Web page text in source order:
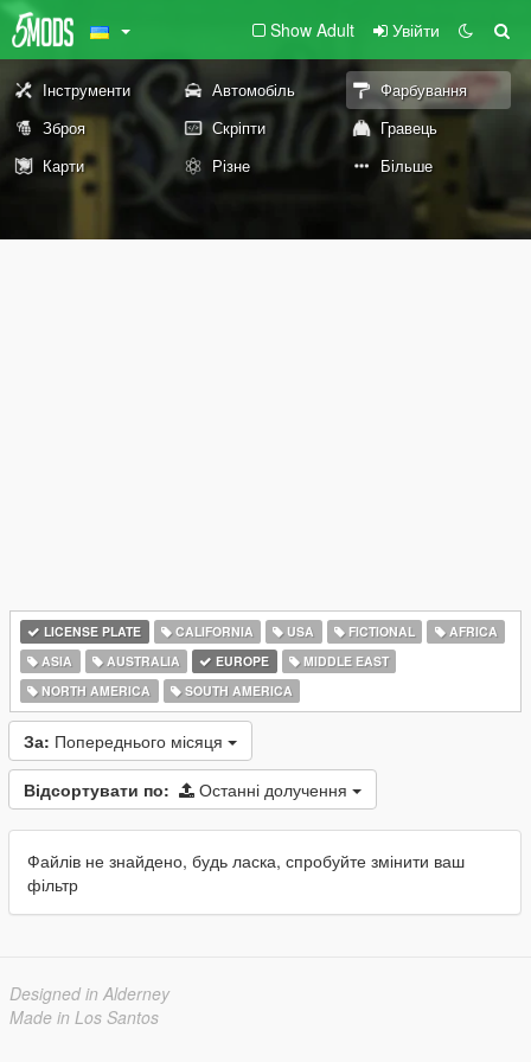
Show Adult Увійти
Інструменти Автомобіль
Фарбування
Зброя
Скріпти
Гравець
Карти
Різне Більше
LICENSE PLATE CALIFORNIA USA FICTIONAL
AFRICA
ASIA
AUSTRALIA EUROPE
MIDDLE EAST
NORTH AMERICA
SOUTH AMERICA
За: Попереднього місяця
Відсортувати по: Останні долучення
Файлів не знайдено, будь ласка, спробуйте змінити ваш
фільтр
Designed in Alderney
Made in Los Santos